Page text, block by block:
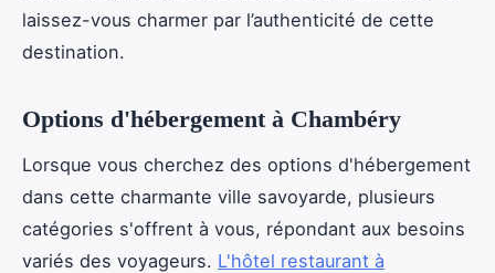
laissez-vous charmer par l’authenticité de cette
destination.
Options d'hébergement à Chambéry
Lorsque vous cherchez des options d'hébergement
dans cette charmante ville savoyarde, plusieurs
catégories s'offrent à vous, répondant aux besoins
variés des voyageurs. L'hôtel restaurant à